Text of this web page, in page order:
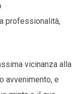
professionalità,
vicinanza alla
avvenimento, e